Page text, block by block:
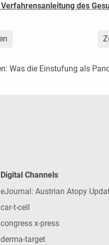
des
Was die Einstufung als
Digital Channels
eJournal: Austrian Atopy
car-t-cell
congress x-press
derma-target